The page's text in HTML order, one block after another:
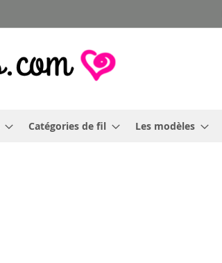
Catégories de fil Les modèles